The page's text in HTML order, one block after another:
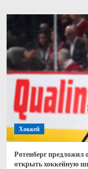
IIHF
игроков
в
материале
Кубке
Стэнли
Хоккей
Ротенберг
открыть хоккейную